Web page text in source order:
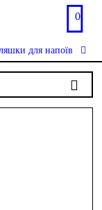
0
для напоїв